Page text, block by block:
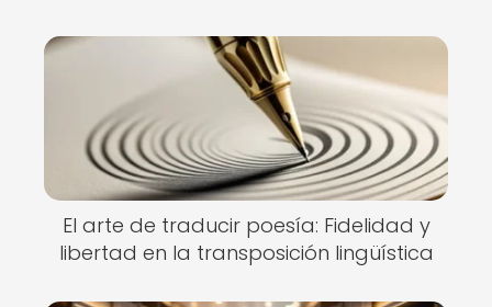
El arte de traducir poesía: Fidelidad y
libertad en la transposición lingüística